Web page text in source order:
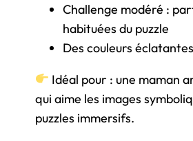
Challenge modéré :
habituées du puzzle
Des couleurs
Idéal pour : une maman
qui aime les images
puzzles immersifs.